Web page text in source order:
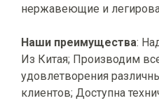
нержавеющие и
Наши преимущества:
Из Китая; Производим
удовлетворения
клиентов; Доступна